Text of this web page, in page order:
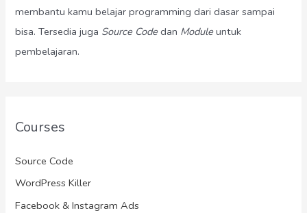
membantu kamu belajar programming dari dasar sampai
bisa. Tersedia juga Source Codedan Moduleuntuk
pembelajaran.
Courses
Source Code
WordPress Killer
Facebook & Instagram Ads